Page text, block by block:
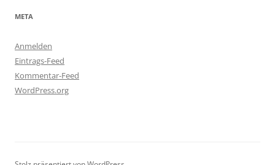
META
Anmelden
Eintrags-Feed
Kommentar-Feed
WordPress.org